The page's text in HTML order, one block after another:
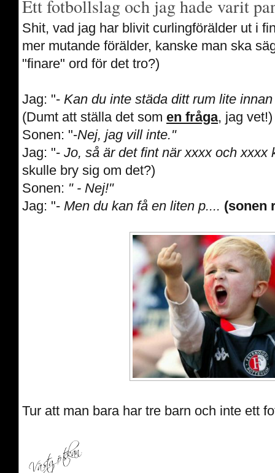
Ett fotbollslag och jag hade varit
Shit, vad jag har blivit curlingförälder ut i
mer mutande förälder, kanske man ska
"finare" ord för det tro?)
Jag: "- Kan du inte städa ditt rum lite
(Dumt att ställa det som en fråga, jag vet!)
Sonen: "-Nej, jag vill inte."
Jag: "- Jo, så är det fint när xxxx och xxxx
skulle bry sig om det?)
Sonen: " - Nej!"
Jag: "- Men du kan få en liten p.... (sonen
Tur att man bara har tre barn och inte ett